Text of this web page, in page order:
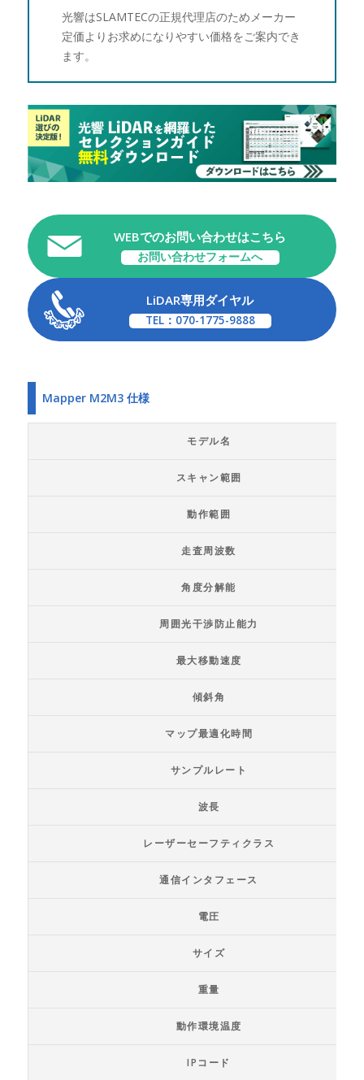
光響はSLAMTECの正規代理店のためメーカー
定価よりお求めになりやすい価格をご案内でき
ます。
WEBでのお問い合わせはこちら
お問い合わせフォームへ
LiDAR専用ダイヤル
TEL：070-1775-9888
Mapper M2M3 仕様
モデル名
スキャン範囲
動作範囲
走査周波数
角度分解能
周囲光干渉防止能力
最大移動速度
傾斜角
マップ最適化時間
サンプルレート
波長
レーザーセーフティクラス
通信インタフェース
電圧
サイズ
重量
動作環境温度
IPコード